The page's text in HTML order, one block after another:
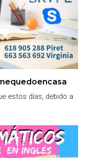
estos días, debido a